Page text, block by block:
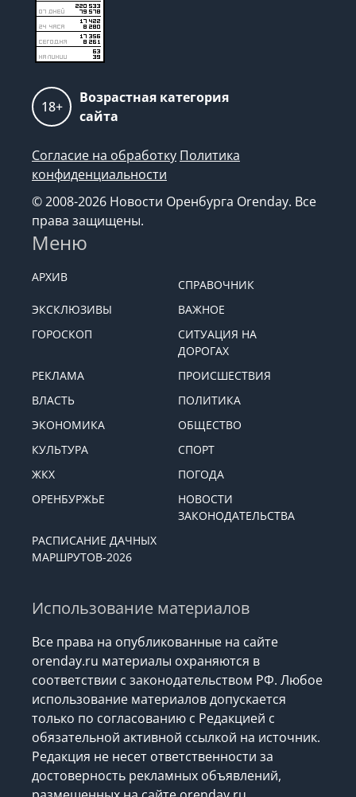
18+
Возрастная категория
сайта
Согласие на обработку Политика
конфиденциальности
© 2008-2026 Новости Оренбурга Orenday. Все
права защищены.
Меню
АРХИВ
СПРАВОЧНИК
ЭКСКЛЮЗИВЫ
ВАЖНОЕ
ГОРОСКОП
СИТУАЦИЯ НА
ДОРОГАХ
РЕКЛАМА
ПРОИСШЕСТВИЯ
ВЛАСТЬ
ПОЛИТИКА
ЭКОНОМИКА
ОБЩЕСТВО
КУЛЬТУРА
СПОРТ
ЖКХ
ПОГОДА
ОРЕНБУРЖЬЕ
НОВОСТИ
ЗАКОНОДАТЕЛЬСТВА
РАСПИСАНИЕ ДАЧНЫХ
МАРШРУТОВ-2026
Использование материалов
Все права на опубликованные на сайте
orenday.ru материалы охраняются в
соответствии с законодательством РФ. Любое
использование материалов допускается
только по согласованию с Редакцией с
обязательной активной ссылкой на источник.
Редакция не несет ответственности за
достоверность рекламных объявлений,